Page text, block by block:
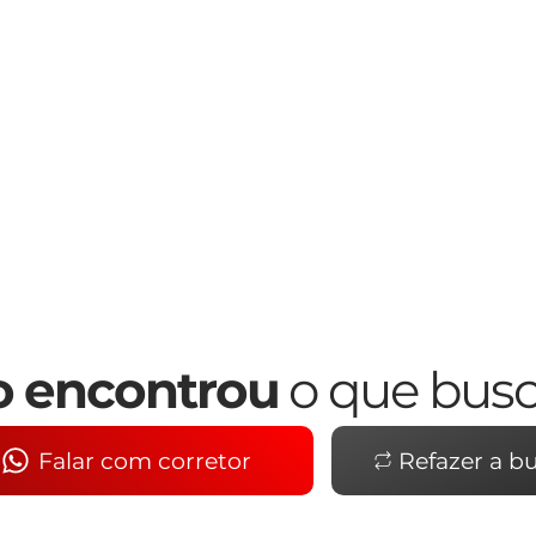
encontrou o que
Falar com corretor Refazer a